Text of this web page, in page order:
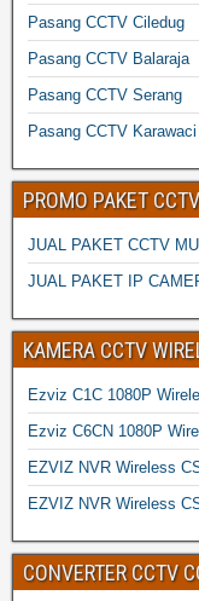
Pasang CCTV Ciledug
Pasang CCTV Balaraja
Pasang CCTV Serang
Pasang CCTV Karawaci
PROMO PAKET
JUAL PAKET CCTV
JUAL PAKET IP
KAMERA CCTV
Ezviz C1C 1080P
Ezviz C6CN 1080P
EZVIZ NVR Wireless
EZVIZ NVR Wireless
CONVERTER CCTV